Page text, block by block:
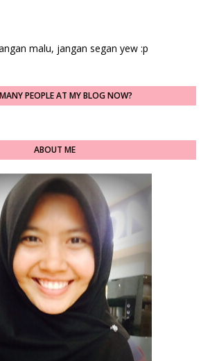
malu, jangan segan yew :p
PEOPLE AT MY BLOG NOW?
ABOUT ME